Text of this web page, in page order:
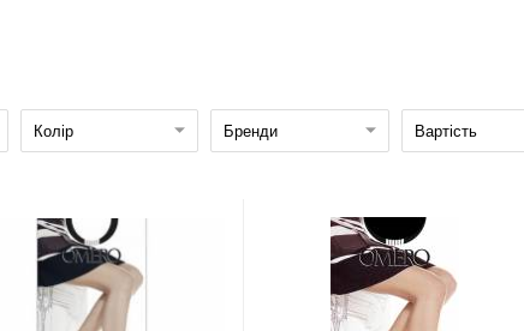
Колір Бренди Вартість